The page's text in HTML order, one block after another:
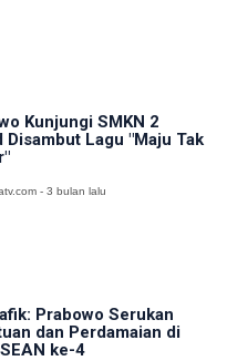
Kunjungi SMKN 2
Disambut Lagu "Maju Tak
- 3 bulan lalu
Prabowo Serukan
dan Perdamaian di
ke-4